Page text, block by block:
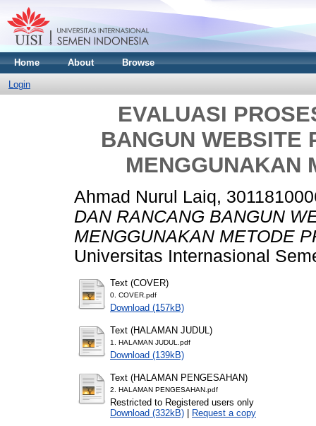
Home About Browse
Login
EVALUASI
BANGUN WEBSITE
MENGGUNAKAN
Ahmad Nurul Laiq,
DAN RANCANG BANGUN
MENGGUNAKAN METODE
Universitas Internasional
Text (COVER)
0. COVER.pdf
Download (157kB)
Text (HALAMAN JUDUL)
1. HALAMAN JUDUL.pdf
Download (139kB)
Text (HALAMAN PENGESAHAN)
2. HALAMAN PENGESAHAN.pdf
Restricted to Registered users only
Download (332kB) | Request a copy